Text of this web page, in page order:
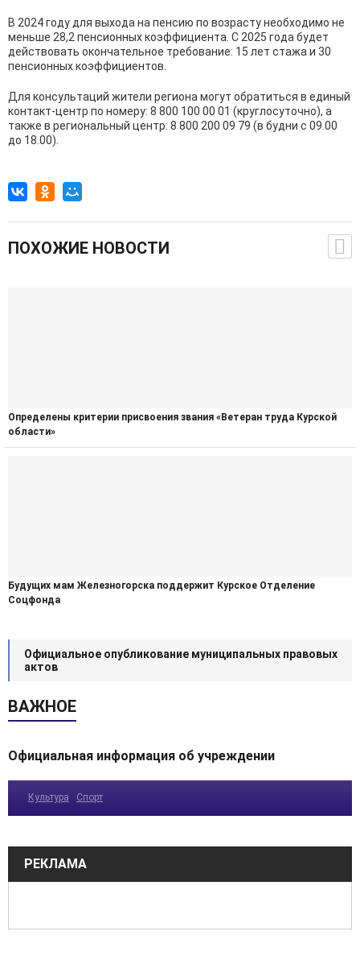
В 2024 году для выхода на пенсию по возрасту необходимо не
меньше 28,2 пенсионных коэффициента. С 2025 года будет
действовать окончательное требование: 15 лет стажа и 30
пенсионных коэффициентов.
Для консультаций жители региона могут обратиться в единый
контакт-центр по номеру: 8 800 100 00 01 (круглосуточно), а
также в региональный центр: 8 800 200 09 79 (в будни с 09.00
до 18.00).
ПОХОЖИЕ НОВОСТИ
Определены критерии присвоения звания «Ветеран труда Курской
области»
Будущих мам Железногорска поддержит Курское Отделение
Соцфонда
Официальное опубликование муниципальных правовых
актов
ВАЖНОЕ
Официальная информация об учреждении
Культура Спорт
РЕКЛАМА